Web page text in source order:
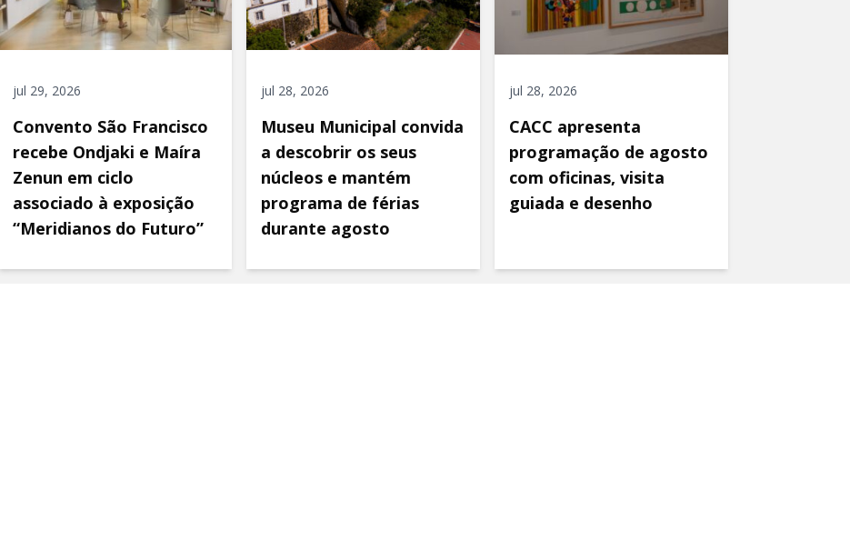
jul 29, 2026
Convento São Francisco
recebe Ondjaki e Maíra
Zenun em ciclo
associado à exposição
“Meridianos do Futuro”
jul 28, 2026
Museu Municipal convida
a descobrir os seus
núcleos e mantém
programa de férias
durante agosto
jul 28, 2026
CACC apresenta
programação de agosto
com oficinas, visita
guiada e desenho